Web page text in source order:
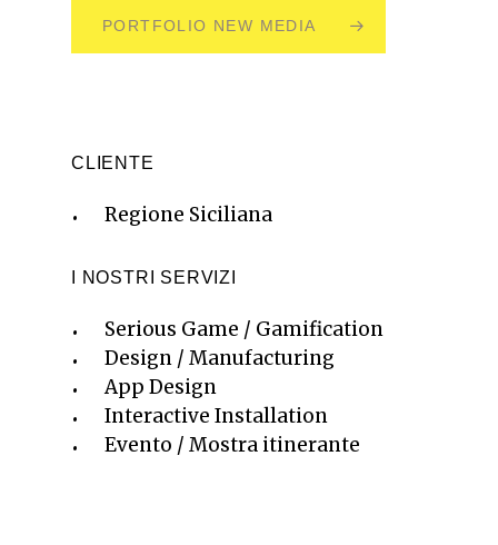
PORTFOLIO NEW MEDIA
CLIENTE
Regione Siciliana
I NOSTRI SERVIZI
Serious Game / Gamification
Design / Manufacturing
App Design
Interactive Installation
Evento / Mostra itinerante